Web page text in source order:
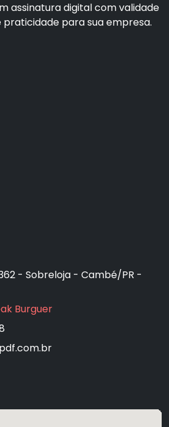
assinatura digital com validade
praticidade para sua empresa.
- Sobreloja - Cambé/PR -
Burguer